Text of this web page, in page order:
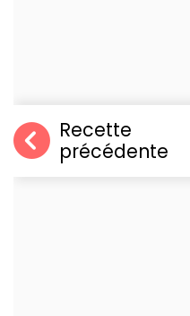
Recette
précédente